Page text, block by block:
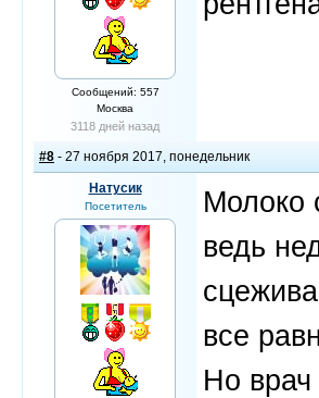
Сообщений: 557
Москва
3118 дней назад
#8 - 27 ноября 2017, понедельник
Натусик
Посетитель
Молоко
ведь
все
Но врач